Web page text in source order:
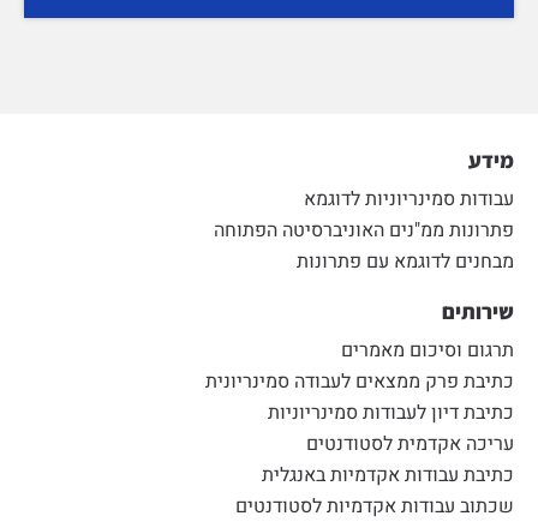
מידע
עבודות סמינריוניות לדוגמא
פתרונות ממ"נים האוניברסיטה הפתוחה
מבחנים לדוגמא עם פתרונות
שירותים
תרגום וסיכום מאמרים
כתיבת פרק ממצאים לעבודה סמינריונית
כתיבת דיון לעבודות סמינריוניות
עריכה אקדמית לסטודנטים
כתיבת עבודות אקדמיות באנגלית
שכתוב עבודות אקדמיות לסטודנטים